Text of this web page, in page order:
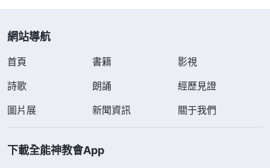
那，萬軍之全能神必與你同在，他作你們的後盾、作
盾牌。
《話・卷一 神的顯現與作工・基督起初的發
表・第二十六篇》
「那殺身體不能殺靈魂的，不要怕他
他。」 （太10:28）是啊！中共只是個紙老虎，注定是
命，就連一根頭髮也不會掉。這時，我又想起了神的
網站導航
首頁 書籍
影視
詩歌
朗誦
經歷見證
圖片展
新聞資訊 關于我們
下載全能神教會App